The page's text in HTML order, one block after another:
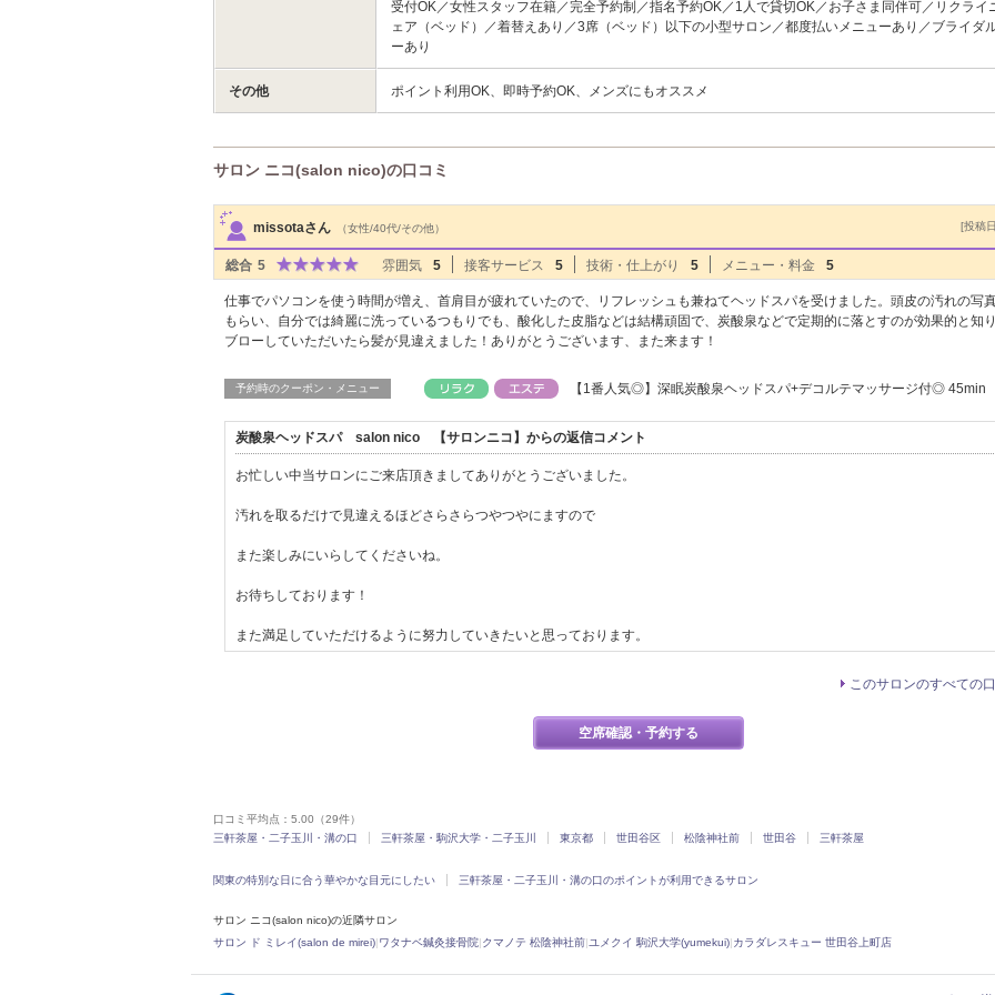
受付OK／女性スタッフ在籍／完全予約制／指名予約OK／1人で貸切OK／お子さま同伴可／リクライ
ェア（ベッド）／着替えあり／3席（ベッド）以下の小型サロン／都度払いメニューあり／ブライダ
ーあり
その他 ポイント利用OK、即時予約OK、メンズにもオススメ
サロン ニコ(salon nico)の口コミ
サロンPick Up
missotaさん
（女性/40代/その他） [投稿
総合 5 雰囲気 5 接客サービス 5 技術・仕上がり 5 メニュー・料金 5
仕事でパソコンを使う時間が増え、首肩目が疲れていたので、リフレッシュも兼ねてヘッドスパを受けました。頭皮の汚れの写
もらい、自分では綺麗に洗っているつもりでも、酸化した皮脂などは結構頑固で、炭酸泉などで定期的に落とすのが効果的と知り
ブローしていただいたら髪が見違えました！ありがとうございます、また来ます！
予約時のクーポン・メニュー 【1番人気◎】深眠炭酸泉ヘッドスパ+デコルテマッサージ付◎ 45min
炭酸泉ヘッドスパ salon nico 【サロンニコ】からの返信コメント
お忙しい中当サロンにご来店頂きましてありがとうございました。
汚れを取るだけで見違えるほどさらさらつやつやにますので
また楽しみにいらしてくださいね。
お待ちしております！
また満足していただけるように努力していきたいと思っております。
このサロンのすべての
空席確認・予約する
口コミ平均点： 5.00 （29件）
三軒茶屋・二子玉川・溝の口 三軒茶屋・駒沢大学・二子玉川 東京都 世田谷区 松陰神社前 世田谷 三軒茶屋
関東の特別な日に合う華やかな目元にしたい 三軒茶屋・二子玉川・溝の口のポイントが利用できるサロン
サロン ニコ(salon nico)の近隣サロン
サロン ド ミレイ(salon de mirei)|ワタナベ鍼灸接骨院|クマノテ 松陰神社前|ユメクイ 駒沢大学(yumekui)|カラダレスキュー 世田谷上町店